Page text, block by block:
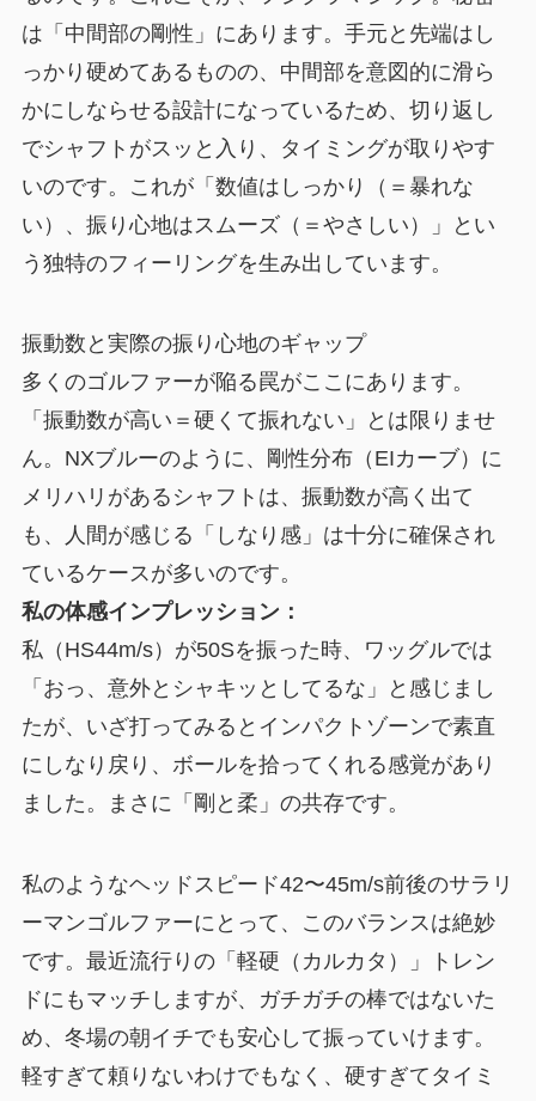
は「中間部の剛性」にあります。手元と先端はし
っかり硬めてあるものの、中間部を意図的に滑ら
かにしならせる設計になっているため、切り返し
でシャフトがスッと入り、タイミングが取りやす
いのです。これが「数値はしっかり（＝暴れな
い）、振り心地はスムーズ（＝やさしい）」とい
う独特のフィーリングを生み出しています。
振動数と実際の振り心地のギャップ
多くのゴルファーが陥る罠がここにあります。
「振動数が高い＝硬くて振れない」とは限りませ
ん。NXブルーのように、剛性分布（EIカーブ）に
メリハリがあるシャフトは、振動数が高く出て
も、人間が感じる「しなり感」は十分に確保され
ているケースが多いのです。
私の体感インプレッション：
私（HS44m/s）が50Sを振った時、ワッグルでは
「おっ、意外とシャキッとしてるな」と感じまし
たが、いざ打ってみるとインパクトゾーンで素直
にしなり戻り、ボールを拾ってくれる感覚があり
ました。まさに「剛と柔」の共存です。
私のようなヘッドスピード42〜45m/s前後のサラリ
ーマンゴルファーにとって、このバランスは絶妙
です。最近流行りの「軽硬（カルカタ）」トレン
ドにもマッチしますが、ガチガチの棒ではないた
め、冬場の朝イチでも安心して振っていけます。
軽すぎて頼りないわけでもなく、硬すぎてタイミ